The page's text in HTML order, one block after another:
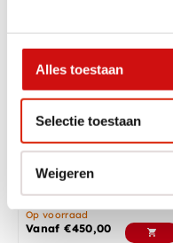
Alles toestaan
Selectie toestaan
Weigeren
Industrieel tv meubel teak
hout
Op voorraad
Vanaf€450,00